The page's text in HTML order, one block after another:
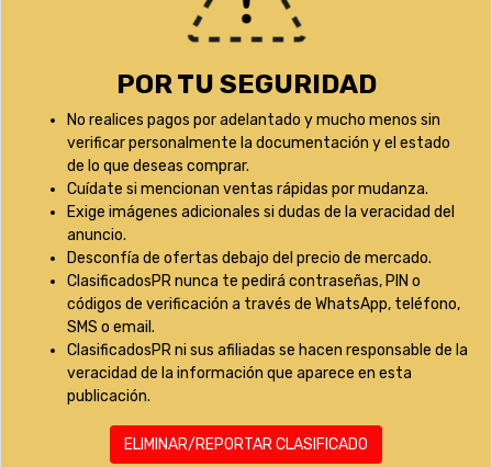
POR TU SEGURIDAD
No realices pagos por adelantado y mucho menos sin
verificar personalmente la documentación y el estado
de lo que deseas comprar.
Cuídate si mencionan ventas rápidas por mudanza.
Exige imágenes adicionales si dudas de la veracidad del
anuncio.
Desconfía de ofertas debajo del precio de mercado.
ClasificadosPR nunca te pedirá contraseñas, PIN o
códigos de verificación a través de WhatsApp, teléfono,
SMS o email.
ClasificadosPR ni sus afiliadas se hacen responsable de la
veracidad de la información que aparece en esta
publicación.
ELIMINAR/REPORTAR CLASIFICADO